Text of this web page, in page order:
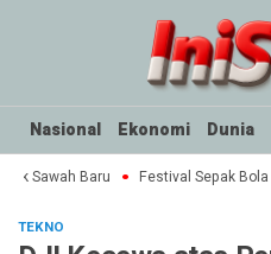
Nasional Ekonomi Dunia
Sawah Baru Festival Sepak Bola
TEKNO